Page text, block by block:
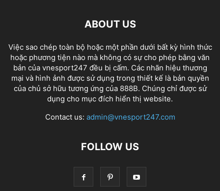
ABOUT US
Việc sao chép toàn bộ hoặc một phần dưới bất kỳ hình thức
hoặc phương tiện nào mà không có sự cho phép bằng văn
bản của vnesport247 đều bị cấm. Các nhãn hiệu thương
mại và hình ảnh được sử dụng trong thiết kế là bản quyền
của chủ sở hữu tương ứng của 888B. Chúng chỉ được sử
dụng cho mục đích hiển thị website.
Contact us: admin@vnesport247.com
FOLLOW US